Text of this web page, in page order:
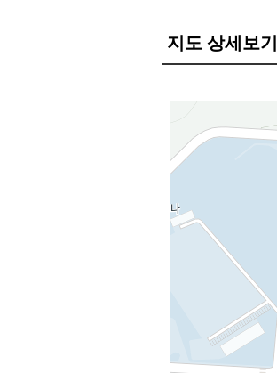
지도 상세보기